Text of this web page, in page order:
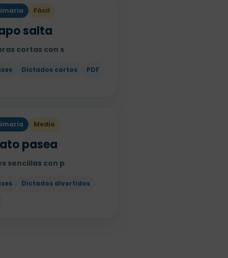
Fácil
salta
cortas con s
Dictados cortos PDF
Medio
pasea
sencillas con p
Dictados divertidos